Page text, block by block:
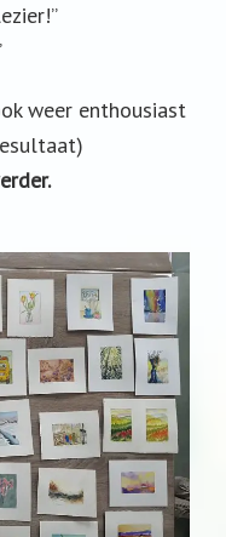
weer enthousiast